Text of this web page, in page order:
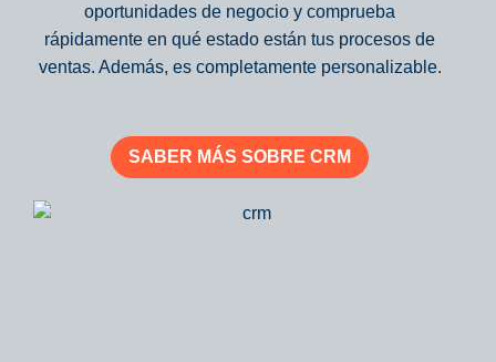
oportunidades de negocio y comprueba
rápidamente en qué estado están tus procesos de
ventas. Además, es completamente personalizable.
SABER MÁS SOBRE CRM